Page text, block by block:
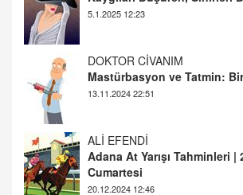
DOKTOR CİVANIM
ALİ EFENDİ
20.12.2024 12:46
TUTKUNUN PERİSİ
Sağlıklı Bir Cinsel Yaşam ile